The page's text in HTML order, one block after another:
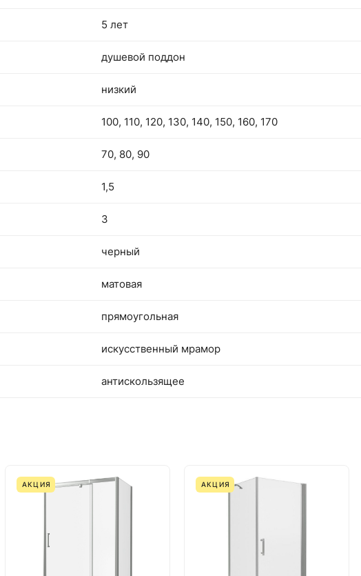
5 лет
душевой поддон
низкий
100, 110, 120, 130, 140, 150, 160, 170
70, 80, 90
1,5
3
черный
матовая
прямоугольная
искусственный мрамор
антискользящее
АКЦИЯ АКЦИЯ